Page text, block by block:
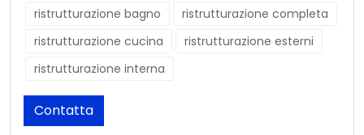
ristrutturazione bagno
ristrutturazione completa
ristrutturazione cucina
ristrutturazione esterni
ristrutturazione interna
Contatta